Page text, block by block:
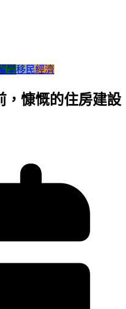
學移民經濟
，慷慨的住房建設